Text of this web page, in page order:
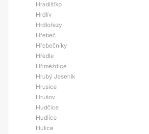
Hradišťko
Hrdlív
Hrdlořezy
Hřebeč
Hřebečníky
Hředle
Hřiměždice
Hrubý Jeseník
Hrusice
Hrušov
Hudčice
Hudlice
Hulice